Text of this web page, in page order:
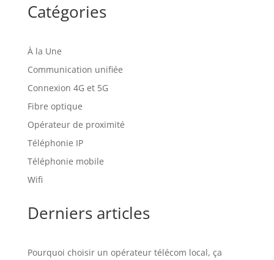
Catégories
À la Une
Communication unifiée
Connexion 4G et 5G
Fibre optique
Opérateur de proximité
Téléphonie IP
Téléphonie mobile
Wifi
Derniers articles
Pourquoi choisir un opérateur télécom local, ça